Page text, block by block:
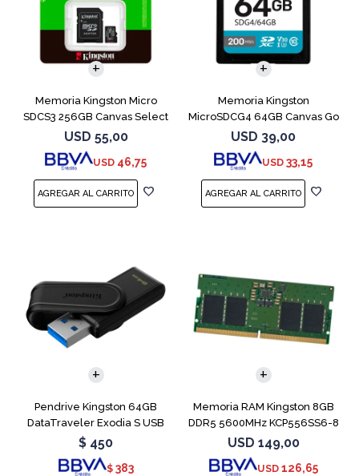
Memoria Kingston Micro
SDCS3 256GB Canvas Select
Plus
USD 55,00
USD 46,75
Memoria Kingston
MicroSDCG4 64GB Canvas Go
Plus V30
USD 39,00
USD 33,15
Pendrive Kingston 64GB
DataTraveler Exodia S USB
3.2
$ 450
$ 383
Memoria RAM Kingston 8GB
DDR5 5600MHz KCP556SS6-8
SODIMM
USD 149,00
USD 126,65